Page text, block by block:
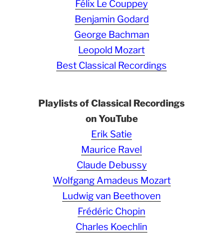
Félix Le Couppey
Benjamin Godard
George Bachman
Leopold Mozart
Best Classical Recordings
Playlists of Classical Recordings
on YouTube
Erik Satie
Maurice Ravel
Claude Debussy
Wolfgang Amadeus Mozart
Ludwig van Beethoven
Frédéric Chopin
Charles Koechlin